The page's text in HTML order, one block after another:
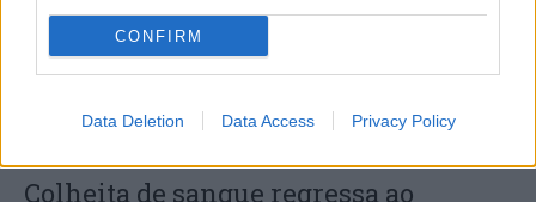
CONFIRM
Data Deletion Data Access Privacy Policy
Colheita de sangue regressa ao